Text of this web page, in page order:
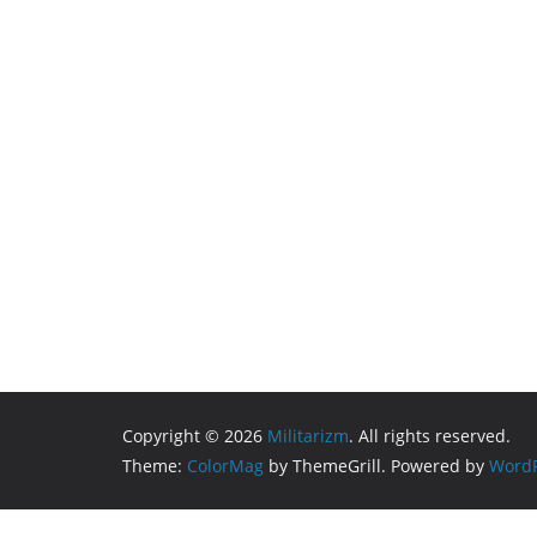
Copyright © 2026 Militarizm. All rights reserved.
Theme: ColorMag by ThemeGrill. Powered by